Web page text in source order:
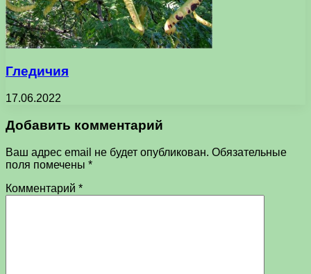
Гледичия
17.06.2022
Добавить комментарий
Ваш адрес email не будет опубликован. Обязательные
поля помечены *
Комментарий *